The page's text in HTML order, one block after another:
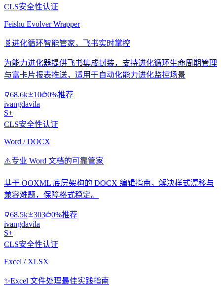
CLS安全性认证
Feishu Evolver Wrapper
🧬 进化循环智能管家，飞书实时掌控
为能力进化器提供飞书集成封装，支持进化循环生命周期管理
与富卡片报表推送，适用于自动化能力进化监控场景
68.6k 10
0%推荐
ivangdavila
S+
CLS安全性认证
Word / DOCX
⚠️专业 Word 文档的可靠管家
基于 OOXML 底层架构的 DOCX 编辑指南，解决样式漂移与
兼容难题，保障格式稳定。
68.5k 303
0%推荐
ivangdavila
S+
CLS安全性认证
Excel / XLSX
✨Excel 文件处理最佳实践指南